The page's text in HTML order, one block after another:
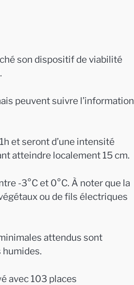
son dispositif de viabilité
peuvent suivre l’information
et seront d’une intensité
atteindre localement 15 cm.
-3°C et 0°C. À noter que la
ou de fils électriques
attendus sont
humides.
avec 103 places